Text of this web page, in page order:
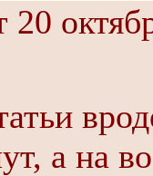
20
а на